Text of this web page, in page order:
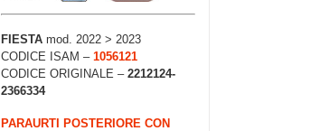
FIESTAmod. 2022 > 2023
CODICE ISAM – 1056121
CODICE ORIGINALE – 2212124-
2366334
PARAURTI POSTERIORE CON